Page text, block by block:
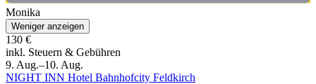
Monika
Weniger anzeigen
130 €
inkl. Steuern & Gebühren
9. Aug.–10. Aug.
NIGHT INN Hotel Bahnhofcity Feldkirch